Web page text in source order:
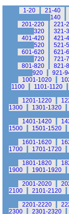
1-20 21-40
140
201-220
221-
320
321-
401-420
421-
520
521-
601-620
621-
720
721-
801-820
821-
920
921-
1001-1020
1100
1101-1120
1201-1220
1300
1301-1320
1401-1420
1500
1501-1520
1601-1620
1700
1701-1720
1801-1820
1900
1901-1920
2001-2020
2100
2101-2120
2201-2220
2300
2301-2320